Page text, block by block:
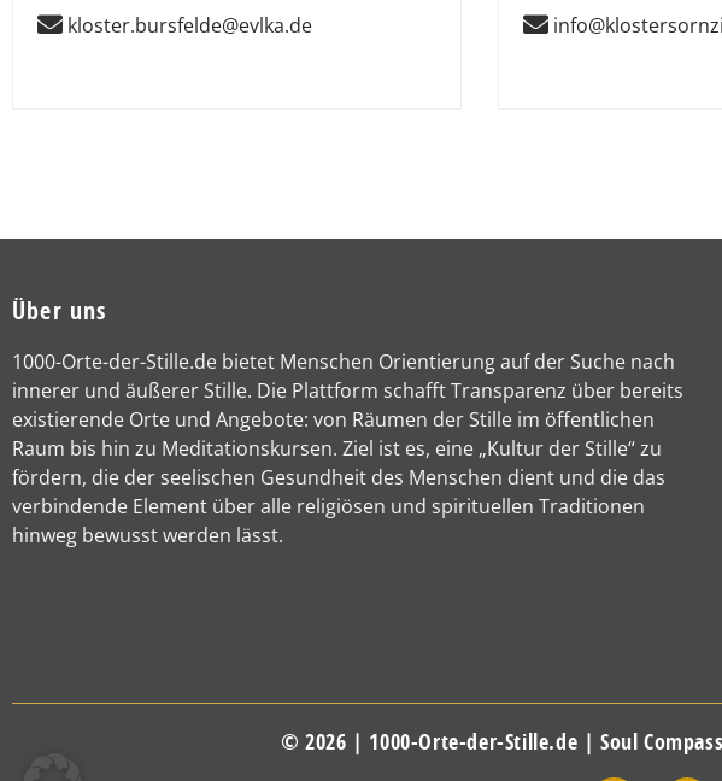
kloster.bursfelde@evlka.de
Über uns
1000-Orte-der-Stille.de bietet Menschen Orientierung auf der Suche nach
innerer und äußerer Stille. Die Plattform schafft Transparenz über bereits
existierende Orte und Angebote: von Räumen der Stille im öffentlichen
Raum bis hin zu Meditationskursen. Ziel ist es, eine „Kultur der Stille“ zu
fördern, die der seelischen Gesundheit des Menschen dient und die das
verbindende Element über alle religiösen und spirituellen Traditionen
hinweg bewusst werden lässt.
© 2026 | 1000-Orte-der-Stille.de | Soul